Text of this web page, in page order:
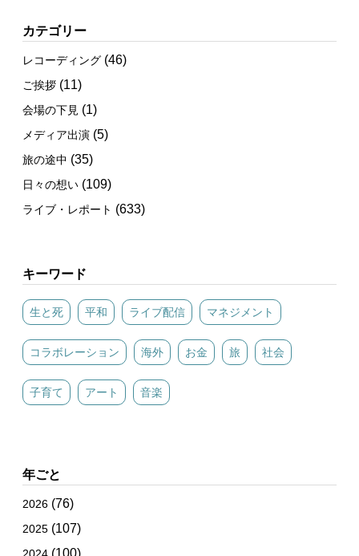
カテゴリー
レコーディング (46)
ご挨拶 (11)
会場の下見 (1)
メディア出演 (5)
旅の途中 (35)
日々の想い (109)
ライブ・レポート (633)
キーワード
生と死 平和 ライブ配信 マネジメント
コラボレーション 海外 お金 旅 社会
子育て アート 音楽
年ごと
2026 (76)
2025 (107)
(100)